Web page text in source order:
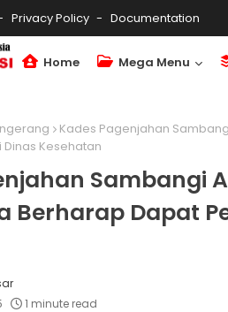
Privacy Policy Documentation
Home Mega Menu
Kades Pagenjahan
Dinas Kesehatan
Sambangi
Berharap Dapat
1 minute read